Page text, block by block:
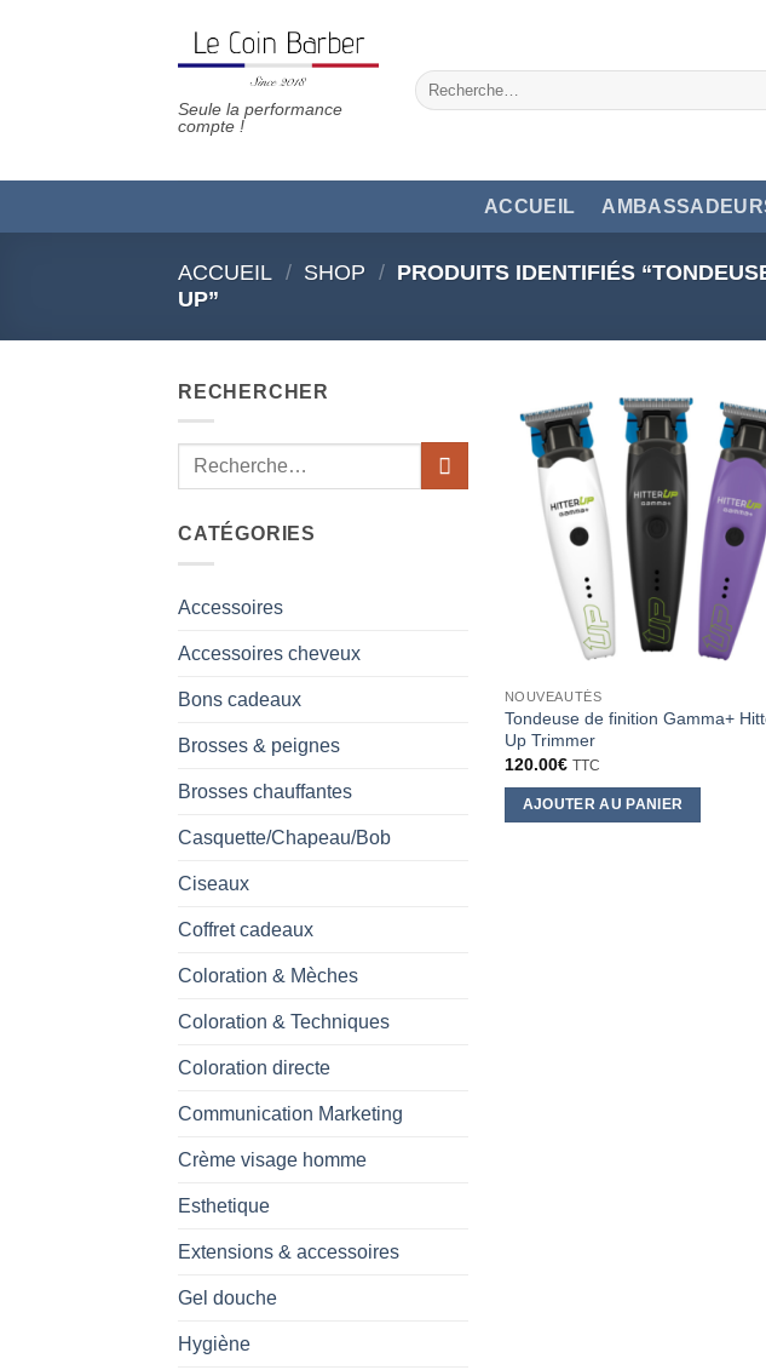
Seule la performance
compte !
Recherche
pour :
ACCUEIL
ACCUEIL / SHOP / PRODUITS IDENTIFIÉS
UP”
RECHERCHER
Recherche
CATÉGORIES
Accessoires
Accessoires cheveux
Bons cadeaux
Brosses & peignes
Brosses chauffantes
Casquette/Chapeau/Bob
Ciseaux
Coffret cadeaux
Coloration & Mèches
Coloration & Techniques
Coloration directe
Communication Marketing
Crème visage homme
Esthetique
Extensions & accessoires
Gel douche
Hygiène
NOUVEAUTÉS
Tondeuse de finition Gamma+
Up Trimmer
120.00€ TTC
AJOUTER AU PANIER